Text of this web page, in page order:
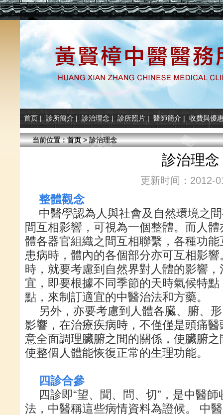
首页 | 診所簡介 | 診治理念 | 診所照片 | 醫師簡介 | 收費與優
当前位置：首页> 診治理念
診治理念
更新时间：2012-
整體觀念
中醫學認為人與社會及自然環境之
間互相影響，可視為一個整體。而人
體各器官組織之間互相聯繫，各種功
患病時，體內的各個部分亦可互相影
時，就要考慮到自然界對人體的影響
宜，即要根據不同季節的天時氣候特
點，來制訂適宜的中醫治法和方藥。
另外，亦要考慮到人體各臓、腑、
影響，在治療疾病時，不僅僅是頭痛
意全面調理臟腑之間的關係，使臟腑
使整個人體能恢復正常的生理功能。
四診合參
四診即“望、聞、問、切”，是中醫
法，中醫稱這些病情資料為證候。 中